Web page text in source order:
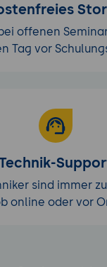
offenen
Tag vor
sind immer
online oder vor